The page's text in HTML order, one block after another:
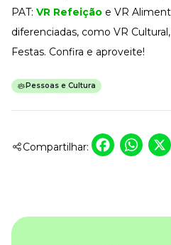
PAT: VR Refeição e VR
diferenciadas, como VR
Festas. Confira e aproveite!
Pessoas e Cultura
Compartilhar: